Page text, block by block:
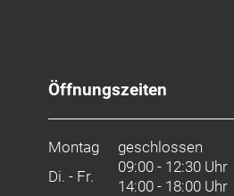
Öffnungszeiten
Montag
geschlossen
Di. - Fr.
09:00 - 12:30 Uhr
14:00 - 18:00 Uhr